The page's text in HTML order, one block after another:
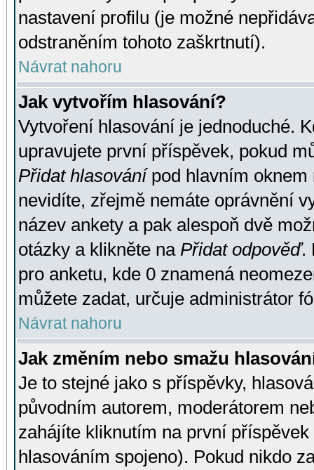
nastavení profilu (je možné
odstraněním tohoto zaškrtnutí).
Návrat nahoru
Jak vytvořím hlasování?
Vytvoření hlasování je jednoduché.
upravujete první příspěvek, pokud
Přidat hlasovánípod hlavním oknem
nevidíte, zřejmě nemáte oprávnění
název ankety a pak alespoň dvě
otázky a klikněte na Přidat odpověď.
pro anketu, kde 0 znamená
můžete zadat, určuje administrátor
Návrat nahoru
Jak změním nebo smažu
Je to stejné jako s příspěvky,
původním autorem, moderátorem
zahájíte kliknutím na první
hlasováním spojeno). Pokud nikdo